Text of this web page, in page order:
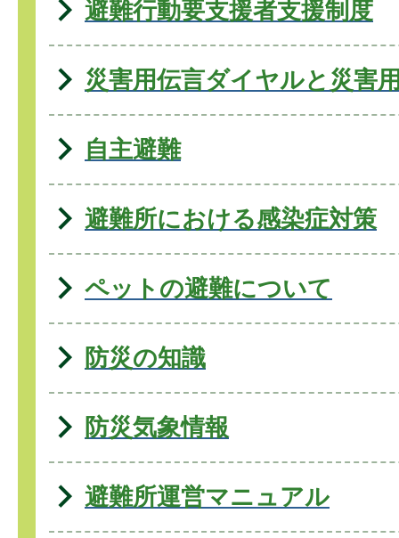
避難行動要支援者支援制度
災害用伝言ダイヤルと災害
自主避難
避難所における感染症対策
ペットの避難について
防災の知識
防災気象情報
避難所運営マニュアル